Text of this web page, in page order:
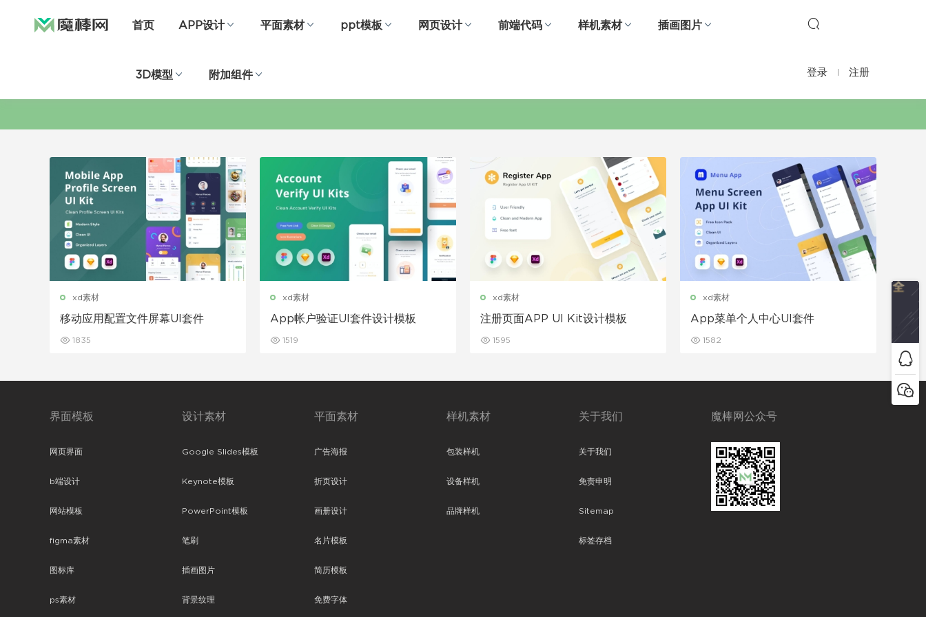
首页 APP设计 平面素材 ppt模板 网页设计 前端代码 样机素材 插画图片
3D模型 附加组件 登录 注册
xd素材
移动应用配置文件屏幕UI套件
1835
xd素材
App帐户验证UI套件设计模板
1519
xd素材
注册页面APP UI Kit设计模板
1595
xd素材
App菜单个人中心UI套件
1582
界面模板
网页界面
b端设计
网站模板
figma素材
图标库
ps素材
设计素材
Google Slides模板
Keynote模板
PowerPoint模板
笔刷
插画图片
背景纹理
平面素材
广告海报
折页设计
画册设计
名片模板
简历模板
免费字体
样机素材
包装样机
设备样机
品牌样机
关于我们
关于我们
免责申明
Sitemap
标签存档
魔棒网公众号